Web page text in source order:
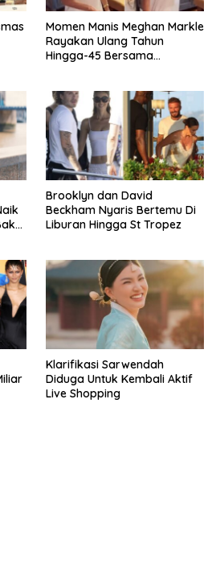
Momen Manis Meghan Markle
Rayakan Ulang Tahun
Hingga-45 Bersama
Brooklyn dan David
Beckham Nyaris Bertemu Di
Liburan Hingga St Tropez
Klarifikasi Sarwendah
Diduga Untuk Kembali Aktif
Live Shopping